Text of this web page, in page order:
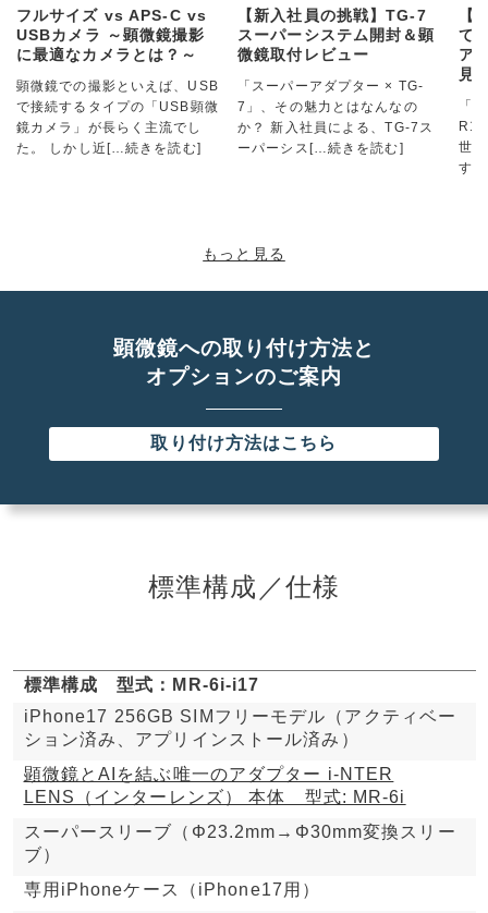
フルサイズ vs APS-C vs
USBカメラ ～顕微鏡撮影
に最適なカメラとは？～
顕微鏡での撮影といえば、USB
で接続するタイプの「USB顕微
鏡カメラ」が長らく主流でし
た。 しかし近[…続きを読む]
【新入社員の挑戦】TG-7
スーパーシステム開封＆顕
微鏡取付レビュー
「スーパーアダプター × TG-
7」、その魅力とはなんなの
か？ 新入社員による、TG-7ス
ーパーシス […続きを読む]
【
て
ア
見
「
世
す
もっと見る
顕微鏡への取り付け方法と
オプションのご案内
取り付け方法はこちら
標準構成／仕様
標準構成 型式：MR-6i-i17
iPhone17 256GB SIMフリーモデル（アクティベー
ション済み、アプリインストール済み）
顕微鏡とAIを結ぶ唯一のアダプター i-NTER
LENS（インターレンズ） 本体 型式: MR-6i
スーパースリーブ（Φ23.2mm→Φ30mm変換スリー
ブ）
専用iPhoneケース（iPhone17用）